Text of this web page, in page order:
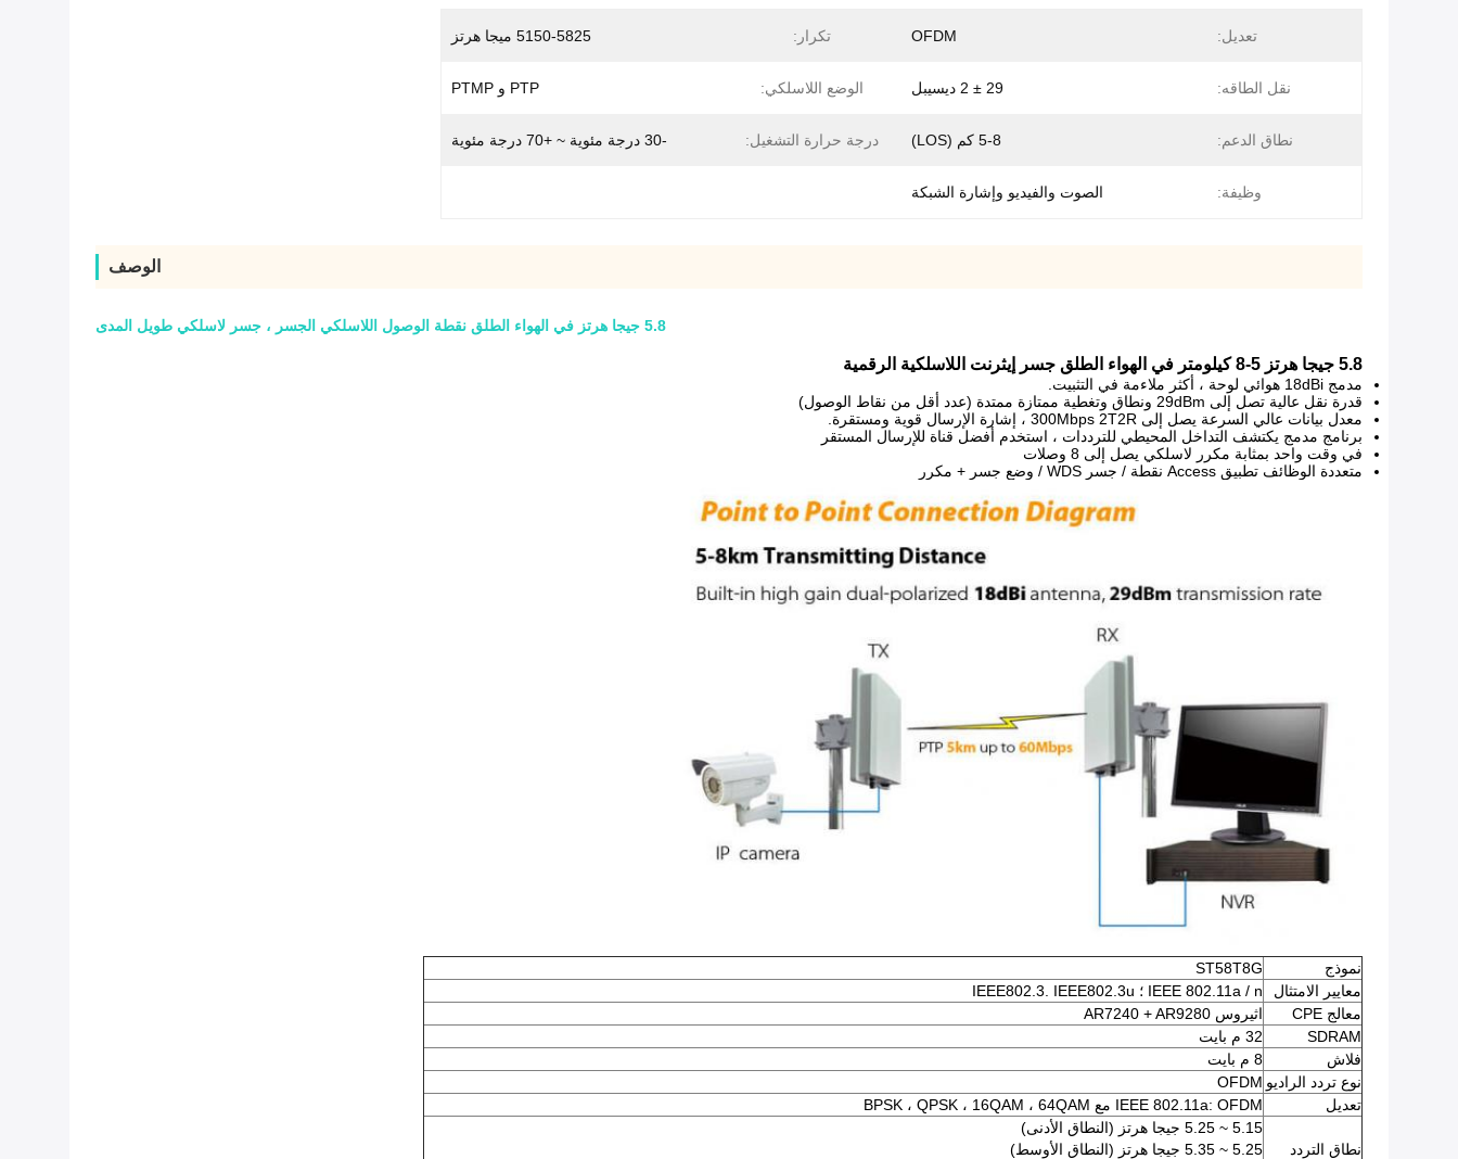
تعديل: OFDM تكرار: 5150-5825 ميجا هرتز
نقل الطاقه: 29 ± 2 ديسيبل الوضع اللاسلكي: PTP و PTMP
نطاق الدعم: 5-8 كم (LOS) درجة حرارة التشغيل: -30 درجة مئوية ~ +70 درجة مئوية
وظيفة: الصوت والفيديو وإشارة الشبكة
الوصف
5.8 جيجا هرتز في الهواء الطلق نقطة الوصول اللاسلكي الجسر ، جسر لاسلكي طويل المدى
5.8 جيجا هرتز 5-8 كيلومتر في الهواء الطلق جسر إيثرنت اللاسلكية الرقمية
مدمج 18dBi هوائي لوحة ، أكثر ملاءمة في التثبيت.
قدرة نقل عالية تصل إلى 29dBm ونطاق وتغطية ممتازة ممتدة (عدد أقل من نقاط الوصول)
معدل بيانات عالي السرعة يصل إلى 300Mbps 2T2R ، إشارة الإرسال قوية ومستقرة.
برنامج مدمج يكتشف التداخل المحيطي للترددات ، استخدم أفضل قناة للإرسال المستقر
في وقت واحد بمثابة مكرر لاسلكي يصل إلى 8 وصلات
متعددة الوظائف تطبيق Access نقطة / جسر WDS / وضع جسر + مكرر
نموذج
ST58T8G
معايير الامتثال
IEEE 802.11a / n ؛ IEEE802.3.
IEEE802.3u
معالج CPE
اثيروس AR7240 + AR9280
SDRAM
32 م بايت
فلاش
8 م بايت
نوع تردد الراديو OFDM
تعديل
IEEE 802.11a: OFDM مع BPSK ، QPSK ، 16QAM ، 64QAM
نطاق التردد
5.15 ~ 5.25 جيجا هرتز (النطاق الأدنى)
5.25 ~ 5.35 جيجا هرتز (النطاق الأوسط)